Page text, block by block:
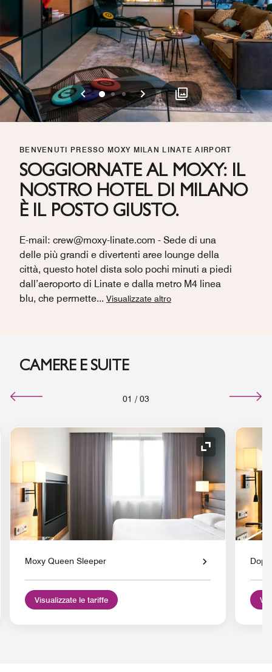
Precedente
012 Successivo
BENVENUTI PRESSO MOXY MILAN LINATE AIRPORT
SOGGIORNATE AL MOXY: IL
NOSTRO HOTEL DI MILANO
È IL POSTO GIUSTO.
E-mail: crew@moxy-linate.com - Sede di una
delle più grandi e divertenti aree lounge della
città, questo hotel dista solo pochi minuti a piedi
dall’aeroporto di Linate e dalla metro M4 linea
blu, che permette... Visualizzate altro
CAMERE E SUITE
01 / 03
Icona
Moxy Queen Sleeper
Visualizzate le tariffe